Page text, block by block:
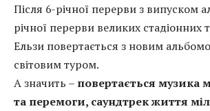
Після 6-річної перерви з випуском
річної перерви великих стадіонних
Ельзи повертається з новим
світовим туром.
А значить – повертається музика
та перемоги, саундтрек життя